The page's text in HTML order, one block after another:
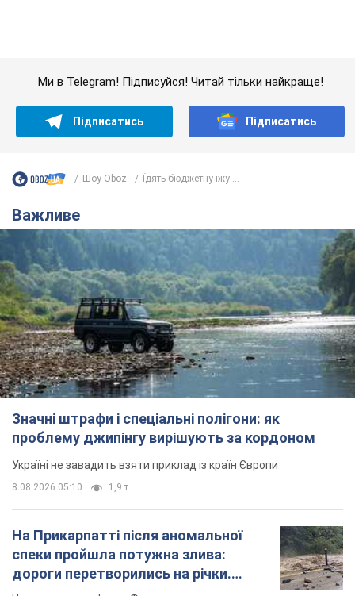
Значні штрафи і спеціальні полігони: як
Україні не завадить взяти приклад із країн Європи
На Прикарпатті після аномальної
спеки пройшла потужна злива:
дороги перетворились на річки.
Відео
Негода накрила Івано-Франківщину та
курортний Буковель
10 часов назад 22,7 т.
Жінці нарахували 729 тис. грн боргу
за газ через покази зіпсованого
лічильника: суддя ухвалив
Чи треба платити борг через донарахування
5 часов назад 30,6 т.